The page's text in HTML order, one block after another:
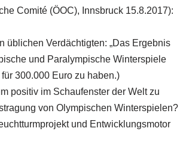
Comité (ÖOC), Innsbruck 15.8.2017):
üblichen Verdächtigten: „Das Ergebnis
und Paralympische Winterspiele
300.000 Euro zu haben.)
positiv im Schaufenster der Welt zu
von Olympischen Winterspielen?
und Entwicklungsmotor